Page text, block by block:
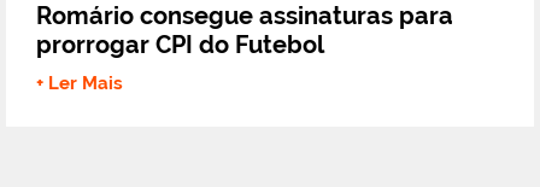
Romário consegue assinaturas para
prorrogar CPI do Futebol
+ Ler Mais